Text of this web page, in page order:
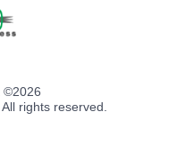
©2026
rights reserved.